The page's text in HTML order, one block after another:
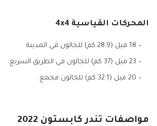
المحركات القياسية 4x4
18 ميل (28.9 كم) للجالون في المدينة.
23 ميل (37 كم) للجالون في الطريق السريع.
20 ميل (32.1 كم) للجالون مجمع.
مواصفات تندر كابستون 2022